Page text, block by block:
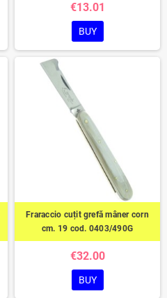
€13.01
BUY
Fraraccio cuțit grefă mâner corn
cm. 19 cod. 0403/490G
€32.00
BUY